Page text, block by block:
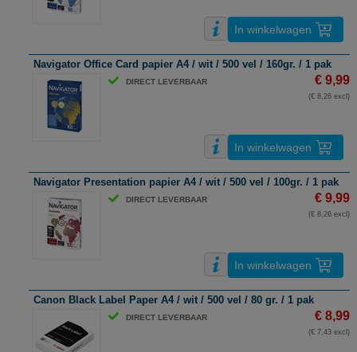
In winkelwagen
Navigator Office Card papier A4 / wit / 500 vel / 160gr. / 1 pak
DIRECT LEVERBAAR € 9,99
(€ 8,26 excl)
In winkelwagen
Navigator Presentation papier A4 / wit / 500 vel / 100gr. / 1 pak
DIRECT LEVERBAAR € 9,99
(€ 8,26 excl)
In winkelwagen
Canon Black Label Paper A4 / wit / 500 vel / 80 gr. / 1 pak
DIRECT LEVERBAAR € 8,99
(€ 7,43 excl)